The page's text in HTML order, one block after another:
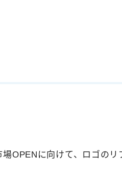
OPENに向けて、ロゴのリ